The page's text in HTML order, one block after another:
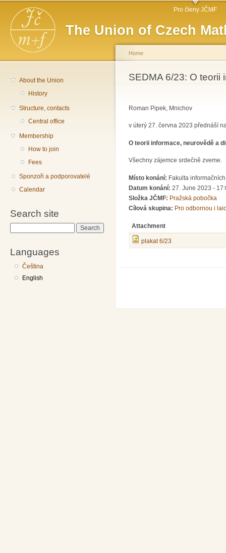
The Union of Czech
Main menu Pro členy JČMF
About the Union
History
Structure, contacts
Central office
Membership
How to join
Fees
Sponzoři a podporovatelé
Calendar
Search site
Languages
Čeština
English
You are here
Home
SEDMA 6/23: O
Roman Pipek, Mnichov
v úterý 27. června 2023 přednáší
O teorii informace, neurovědě a
Všechny zájemce srdečně zveme.
Místo konání: Fakulta
Datum konání: 27. June 2023 -
Složka JČMF: Pražská pobočka
Cílová skupina: Pro odbornou i
Attachment
plakat 6/23